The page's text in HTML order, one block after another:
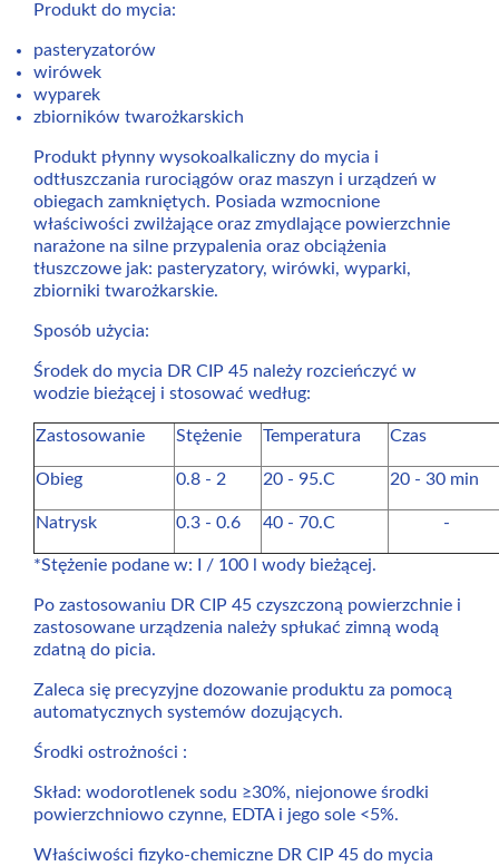
Produkt do mycia:
pasteryzatorów
wirówek
wyparek
zbiorników twarożkarskich
Produkt płynny wysokoalkaliczny do mycia i
odtłuszczania rurociągów oraz maszyn i urządzeń w
obiegach zamkniętych. Posiada wzmocnione
właściwości zwilżające oraz zmydlające powierzchnie
narażone na silne przypalenia oraz obciążenia
tłuszczowe jak: pasteryzatory, wirówki, wyparki,
zbiorniki twarożkarskie.
Sposób użycia:
Środek do mycia DR CIP 45 należy rozcieńczyć w
wodzie bieżącej i stosować według:
Zastosowanie Stężenie Temperatura Czas
Obieg 0.8 - 2 20 - 95.C 20 - 30 min
Natrysk 0.3 - 0.6 40 - 70.C -
*Stężenie podane w: I / 100 l wody bieżącej.
Po zastosowaniu DR CIP 45 czyszczoną powierzchnie i
zastosowane urządzenia należy spłukać zimną wodą
zdatną do picia.
Zaleca się precyzyjne dozowanie produktu za pomocą
automatycznych systemów dozujących.
Środki ostrożności :
Skład: wodorotlenek sodu ≥30%, niejonowe środki
powierzchniowo czynne, EDTA i jego sole <5%.
Właściwości fizyko-chemiczne DR CIP 45 do mycia